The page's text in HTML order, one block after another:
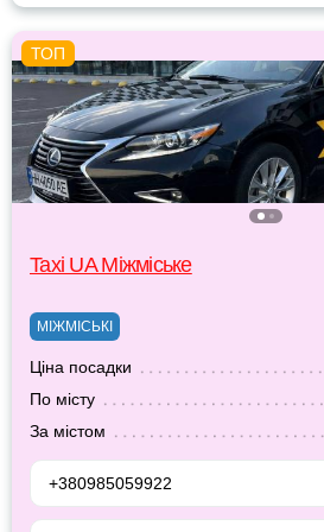
Taxi UA Міжміське
МІЖМІСЬКІ
Ціна посадки
По місту
За містом
+380985059922